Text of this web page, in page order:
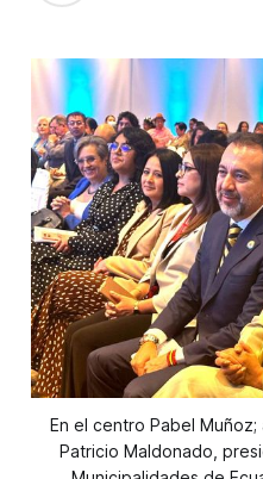
En el centro Pabel
Patricio Maldonado,